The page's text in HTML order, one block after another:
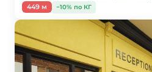
449 м −10% по КГ